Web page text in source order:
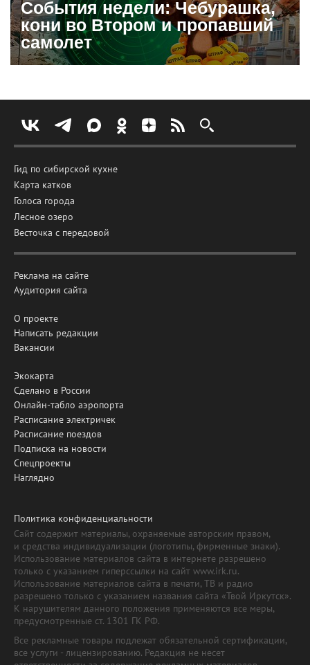
События недели: Чебурашка,
кони во Втором и пропавший
самолет
Гид по сибирской кухне
Карта катков
Голоса города
Лесное озеро
Весточка с передовой
Реклама на сайте
Аудитория сайта
О проекте
Написать редакции
Вакансии
Экокарта
Сделано в России
Онлайн-табло аэропорта
Расписание электричек
Расписание поездов
Подписка на новости
Спецпроекты
Наглядно
Политика конфиденциальности
Сайт содержит материалы, охраняемые авторским правом,
и средства индивидуализации (логотипы, фирменные знаки).
Использование материалов сайта в интернете разрешено
только с указанием гиперссылки на сайт www.irk.ru.
Использование материалов сайта в печати, ТВ и радио
разрешено только с указанием названия сайта «Твой Иркутск».
К нарушителям данного положения применяются все меры,
предусмотренные ст. 1301 ГК РФ.
Все рекламные товары подлежат обязательной сертификации,
все услуги - лицензированию. Редакция не несет